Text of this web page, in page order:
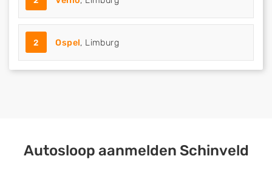
2 Ospel, Limburg
Autosloop aanmelden Schinveld